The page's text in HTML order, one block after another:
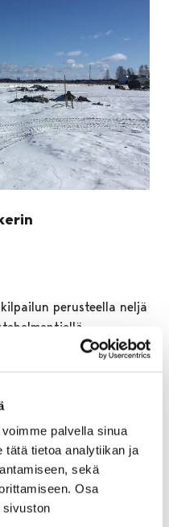
palvella sinua
tätä tietoa analytiikan ja
sekä
Osa
perusteella neljä